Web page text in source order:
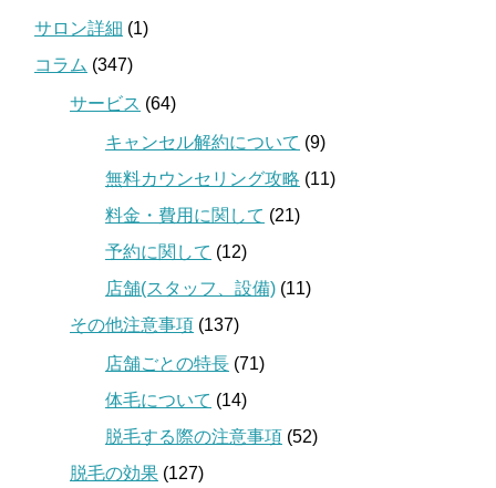
サロン詳細 (1)
コラム (347)
サービス (64)
キャンセル解約について (9)
無料カウンセリング攻略 (11)
料金・費用に関して (21)
予約に関して (12)
店舗(スタッフ、設備) (11)
その他注意事項 (137)
店舗ごとの特長 (71)
体毛について (14)
脱毛する際の注意事項 (52)
脱毛の効果 (127)